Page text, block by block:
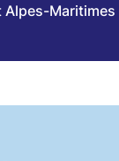
Alpes-Maritimes